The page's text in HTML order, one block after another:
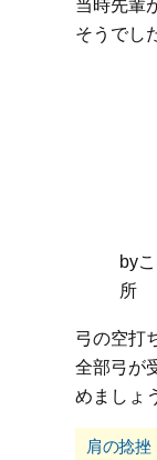
当時先輩
そうでし
by
所
弓の空打
全部弓が
めましょ
肩の捻挫